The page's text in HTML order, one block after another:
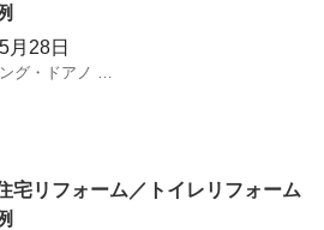
月28日
グ・ドアノ …
宅リフォーム／トイレリフォーム